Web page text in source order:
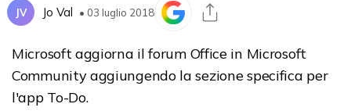
JV Jo Val • 03 luglio 2018
Microsoft aggiorna il forum Office in Microsoft
Community aggiungendo la sezione specifica per
l'app To-Do.